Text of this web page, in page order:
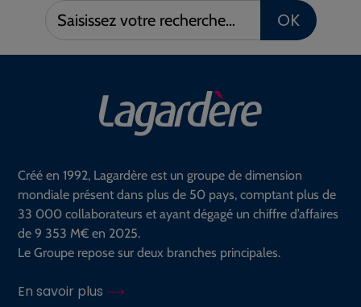
Saisissez
votre
OK
Créé en 1992, Lagardère est un groupe de dimension
mondiale présent dans plus de 50 pays, comptant plus de
33 000 collaborateurs et ayant dégagé un chiffre d’affaires
de 9 353 M€ en 2025.
Le Groupe repose sur deux branches principales.
En savoir plus